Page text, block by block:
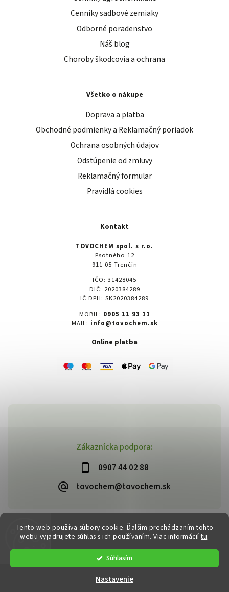
Tento web používa súbory cookie. Ďalším prechádzaním tohto
webu vyjadrujete súhlas s ich používaním. Viac informáciítu.
Súhlasím
Nastavenie
Zákaznícka podpora:
0907 44 02 88
tovochem@tovochem.sk
Cenníky sadbové zemiaky
Odborné poradenstvo
Náš blog
Choroby škodcovia a ochrana
Všetko o nákupe
Doprava a platba
Obchodné podmienky a Reklamačný poriadok
Ochrana osobných údajov
Odstúpenie od zmluvy
Reklamačný formular
Pravidlá cookies
Kontakt
TOVOCHEM spol. s r.o.
Psotného 12
911 05 Trenčín
IČO: 31428045
DIČ: 2020384289
IČ DPH: SK2020384289
MOBIL: 0905 11 93 11
MAIL: info@tovochem.sk
Online platba
Copyright 2026TOVOCHEM.sk. Všetky práva vyhradené.